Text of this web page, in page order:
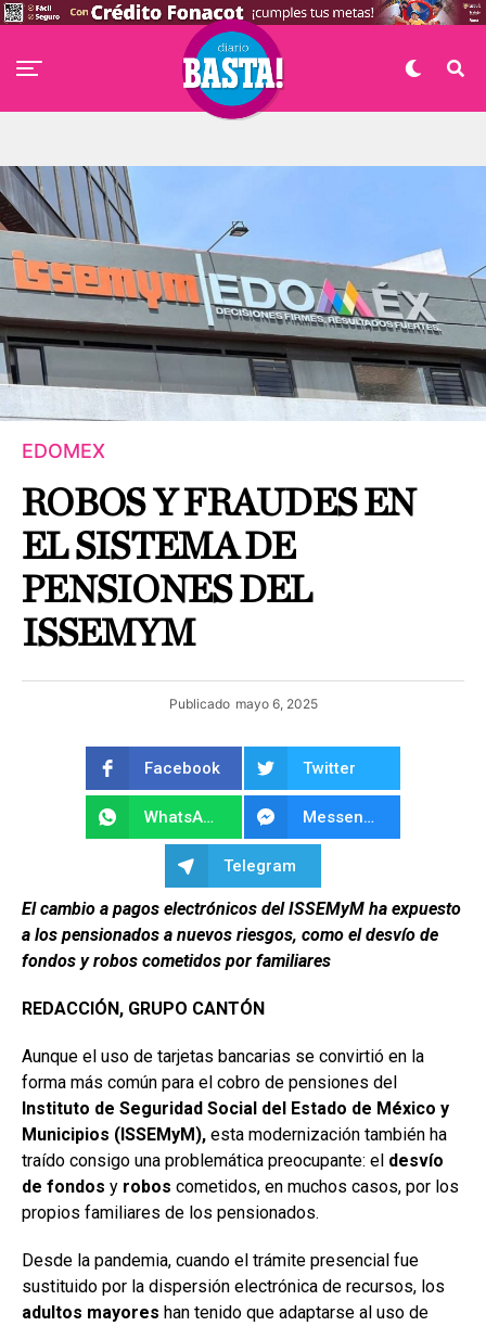
EDOMEX
ROBOS Y FRAUDES EN
EL SISTEMA DE
PENSIONES DEL
ISSEMYM
Publicado mayo 6, 2025
Facebook Twitter
WhatsApp Messenger
Telegram
El cambio a pagos electrónicos del ISSEMyM ha expuesto
a los pensionados a nuevos riesgos, como el desvío de
fondos y robos cometidos por familiares
REDACCIÓN, GRUPO CANTÓN
Aunque el uso de tarjetas bancarias se convirtió en la
forma más común para el cobro de pensiones del
Instituto de Seguridad Social del Estado de México y
Municipios (ISSEMyM), esta modernización también ha
traído consigo una problemática preocupante: el desvío
de fondos y robos cometidos, en muchos casos, por los
propios familiares de los pensionados.
Desde la pandemia, cuando el trámite presencial fue
sustituido por la dispersión electrónica de recursos, los
adultos mayores han tenido que adaptarse al uso de